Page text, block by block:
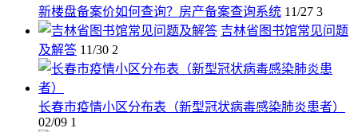
新楼盘备案价如何查询？房产备案查询系统 11/27 3
吉林省图书馆常见问题
及解答 11/30 2
长春市疫情小区分布表（新型冠状病毒感染肺炎患者）
02/09 1